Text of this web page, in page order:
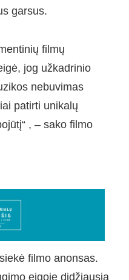
garsus.
filmų
jog užkadrinio
nebuvimas
patirti unikalų
, – sako filmo
filmo anonsas.
eigoje didžiausią